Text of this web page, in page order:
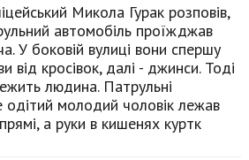
Микола Гурак розповів,
автомобіль проїжджав
У боковій вулиці вони спершу
від кросівок, далі - джинси. Тоді
людина. Патрульні
молодий чоловік лежав
а руки в кишенях куртк